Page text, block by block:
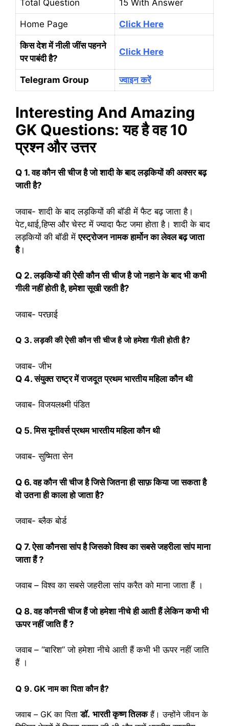
Total Question 15 With Answer
Home Page Click Here
किस देश में नीली जींस पहनने
पर पाबंदी है?
Click Here
Telegram Group ज्वाइन करें
Interesting And Amazing
GK Questions: यह है वह 10
प्रश्न और उत्तर
Q 1. वह कौन सी चीज है जो शादी के बाद लड़कियों की अक्सर बढ़
जाती है?
जवाब- शादी के बाद लड़कियों की बॉडी में फैट बढ़ जाता है।
पेट,थाई,हिप्स और चेस्ट में ज्यादा फैट जमा होता है। शादी के बाद
लड़कियों की बॉडी मेंएस्ट्रोजन नामक हार्मोन का लेवल बढ़ जाता
है।
Q 2. लड़कियों की ऐसी कौन सी चीज है जो नहाने के बाद भी कभी
गीली नहीं होती है, हमेशा सूखी रहती है?
जवाब- परछाई
Q 3. लड़की की ऐसी कौन सी चीज है जो हमेशा गीली होती है?
जवाब- जीभ
Q 4. संयुक्त राष्ट्र में राजदूत प्रथम भारतीय महिला कौन थी
जवाब-विजयलक्ष्मी पंडित
Q 5. मिस यूनीवर्स प्रथम भारतीय महिला कौन थी
जवाब-सुष्मिता सेन
Q 6. वह कौन सी चीज है जिसे जितना ही साफ़ किया जा सकता है
वो उतना ही काला हो जाता है?
जवाब- ब्लैक बोर्ड
Q 7. ऐसा कौनसा सांप है जिसको विश्व का सबसे जहरीला सांप माना
जाता हैं ?
जवाब – विश्व का सबसे जहरीला सांप करैत को माना जाता हैं ।
Q 8. वह कौनसी चीज हैं जो हमेशा नीचे ही आती हैं लेकिन कभी भी
ऊपर नहीं जाति हैं ?
जवाब – “बारिश” जो हमेशा नीचे आती हैं कभी भी ऊपर नहीं जाति
हैं ।
Q 9. GK नाम का पिता कौन है?
जवाब – GK का पिताडॉ. भारती कृष्ण तिलकहैं। उन्होंने जीवन के